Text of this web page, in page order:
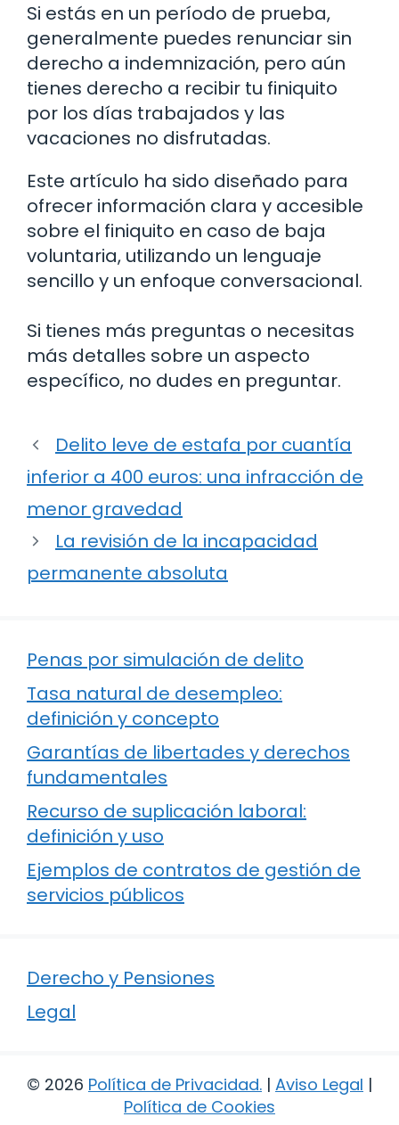
Si estás en un período de prueba,
generalmente puedes renunciar sin
derecho a indemnización, pero aún
tienes derecho a recibir tu finiquito
por los días trabajados y las
vacaciones no disfrutadas.
Este artículo ha sido diseñado para
ofrecer información clara y accesible
sobre el finiquito en caso de baja
voluntaria, utilizando un lenguaje
sencillo y un enfoque conversacional.
Si tienes más preguntas o necesitas
más detalles sobre un aspecto
específico, no dudes en preguntar.
Delito leve de estafa por cuantía
inferior a 400 euros: una infracción de
menor gravedad
La revisión de la incapacidad
permanente absoluta
Penas por simulación de delito
Tasa natural de desempleo:
definición y concepto
Garantías de libertades y derechos
fundamentales
Recurso de suplicación laboral:
definición y uso
Ejemplos de contratos de gestión de
servicios públicos
Derecho y Pensiones
Legal
© 2026 Política de Privacidad. | Aviso Legal |
Política de Cookies